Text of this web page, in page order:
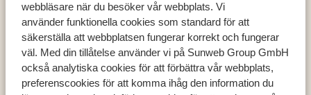
webbläsare när du besöker vår webbplats. Vi
använder funktionella cookies som standard för att
säkerställa att webbplatsen fungerar korrekt och fungerar
väl. Med din tillåtelse använder vi på Sunweb Group GmbH
också analytiska cookies för att förbättra vår webbplats,
preferenscookies för att komma ihåg den information du
Populära länder
Österrike
Frankrike
Andorra